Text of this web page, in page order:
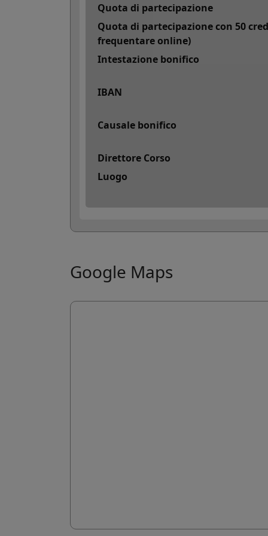
Quota di partecipazione
Quota di partecipazione con 50
frequentare online)
Intestazione bonifico
IBAN
Causale bonifico
Direttore Corso
Luogo
Google Maps
I
I